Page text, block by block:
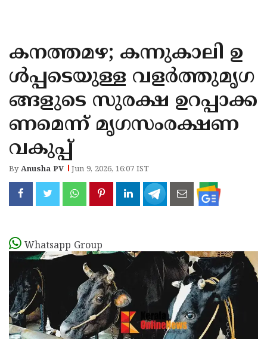
KANNUR
KASARAGOD
കനത്തമഴ; കന്നുകാലി ഉ
ൾപ്പടെയുള്ള വളർത്തുമൃഗ
ങ്ങളുടെ സുരക്ഷ ഉറപ്പാക്ക
ണമെന്ന് മൃഗസംരക്ഷണ
വകുപ്പ്
ByAnusha PV Jun 9, 2026, 16:07 IST
Whatsapp Group